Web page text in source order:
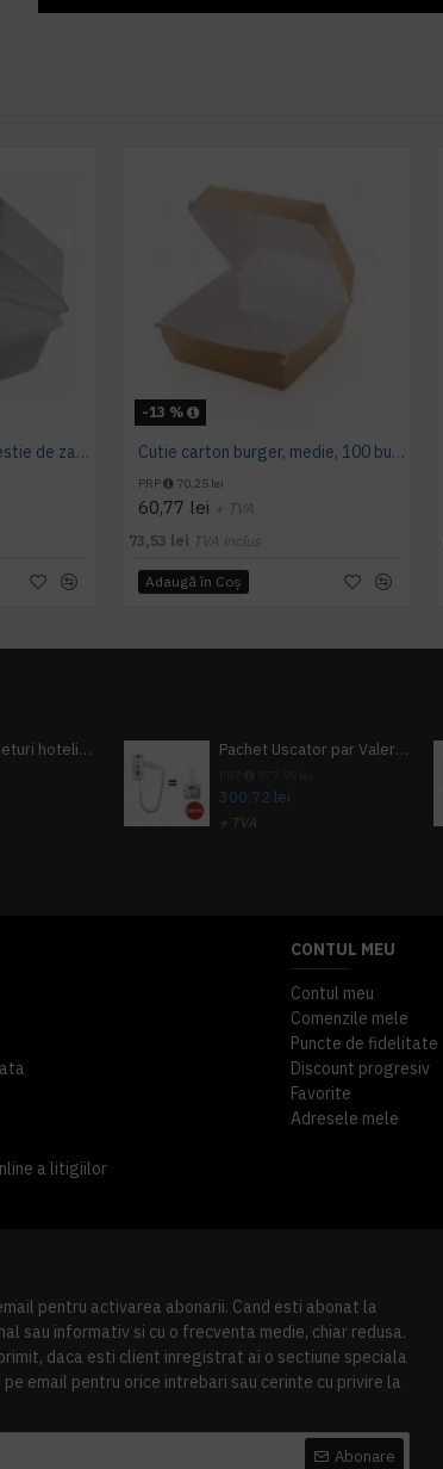
Caserola hamburger, trestie de zahar, 15*15 cm, 50 buc/set
-13 %
Cutie carton burger, medie, 100 buc/set
PRP 70,25 lei
60,77 lei + TVA
73,53 lei TVA inclus
Adaugă în Coş
Pachet 100 seturi hoteliere, set dentar, set barbierit, casca de dus, pila unghii, set cusut Pachet Uscator par Valera Action Super Plus + GRATUIT Sampon si gel de dus Tork
300,72 lei
+ TVA
a litigiilor
CONTUL MEU
Contul meu
Comenzile mele
Puncte de fidelitate
Discount progresiv
Favorite
Adresele mele
pentru activarea abonarii. Cand esti abonat la
sau informativ si cu o frecventa medie, chiar redusa.
daca esti client inregistrat ai o sectiune speciala
email pentru orice intrebari sau cerinte cu privire la
Abonare